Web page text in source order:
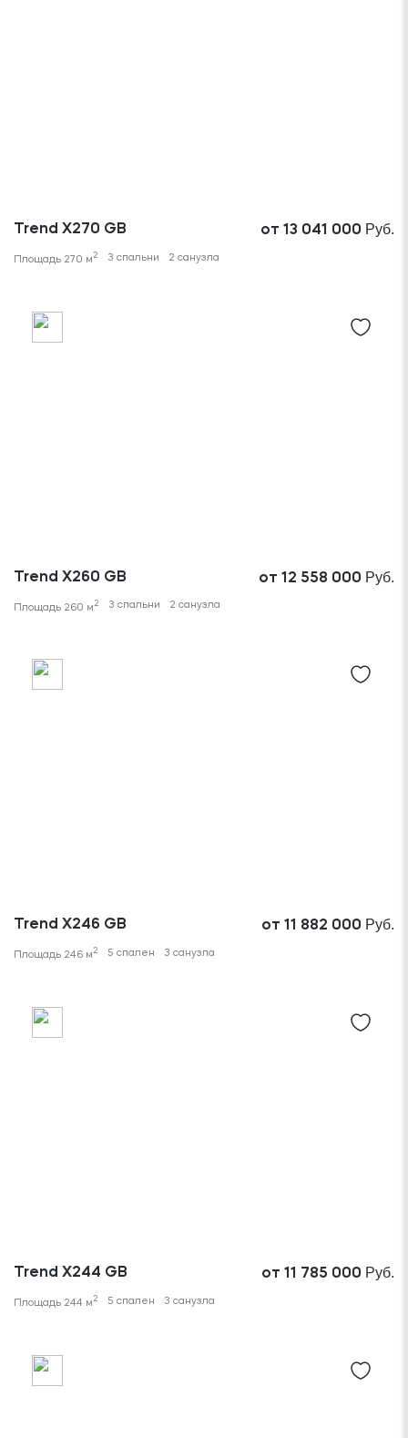
Trend X270 GB от 13 041 000 Руб.
Площадь 270 м2 3 спальни 2 санузла
Trend X260 GB от 12 558 000 Руб.
Площадь 260 м2 3 спальни 2 санузла
Trend X246 GB от 11 882 000 Руб.
Площадь 246 м2 5 спален 3 санузла
Trend X244 GB от 11 785 000 Руб.
Площадь 244 м2 5 спален 3 санузла